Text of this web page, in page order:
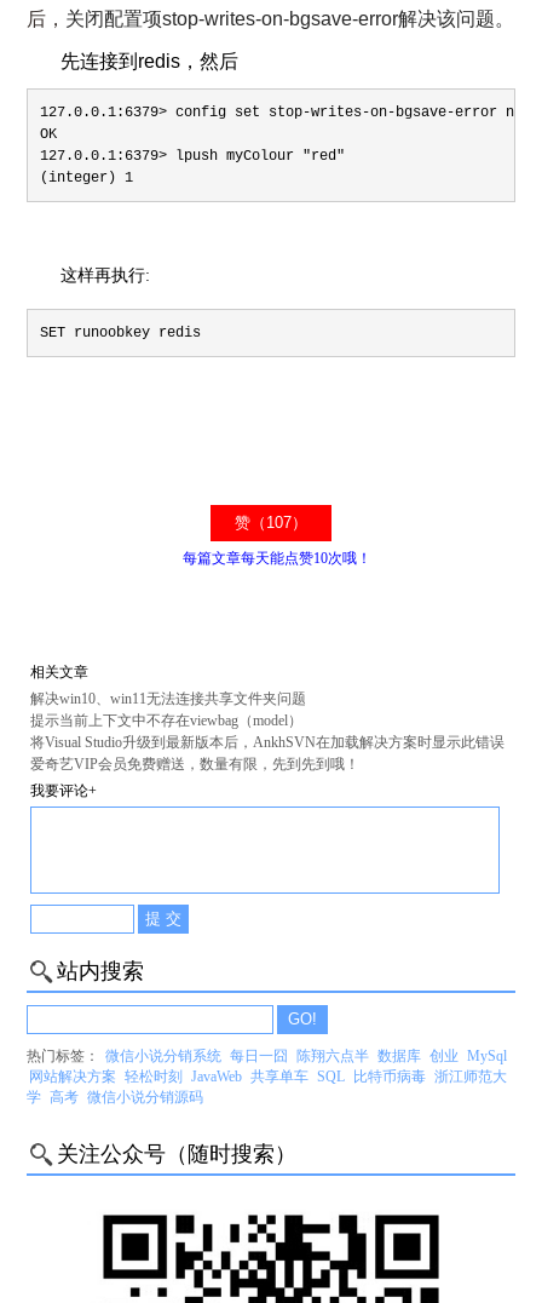
后 ， 关闭配置项stop-writes-on-bgsave-error解决该问题。
先连接到redis，然后
127.0.0.1:6379> config set stop-writes-on-bgsave-error no
OK
127.0.0.1:6379> lpush myColour "red"
(integer) 1
这样再执行:
SET runoobkey redis
每篇文章每天能点赞10次哦！
相关文章
解决win10、win11无法连接共享文件夹问题
提示当前上下文中不存在viewbag（model）
将Visual Studio升级到最新版本后，AnkhSVN在加载解决方案时显示此错误
爱奇艺VIP会员免费赠送，数量有限，先到先到哦！
我要评论+
站内搜索
热门标签： 微信小说分销系统 每日一囧 陈翔六点半 数据库 创业
MySql
网站解决方案
轻松时刻 JavaWeb 共享单车 SQL 比特币病毒 浙江师范大
学 高考 微信小说分销源码
关注公众号（随时搜索）